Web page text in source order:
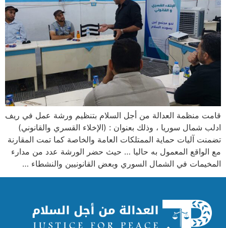
قامت منظمة العدالة من أجل السلام بتنظيم ورشة عمل في ريف
ادلب شمال سوريا ، وذلك بعنوان : (الإخلاء القسري والقانوني)
تضمنت آليات حماية الممتلكات العامة والخاصة كما تمت المقارنة
مع الواقع المعمول به حاليا … حيث حضر الورشة عدد من مدارء
المخيمات في الشمال السوري وبعض القانونيين والنشطاء …